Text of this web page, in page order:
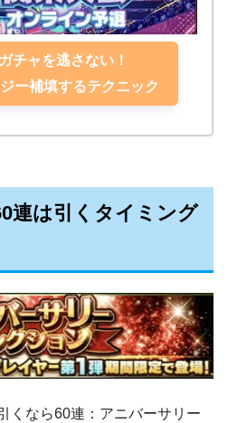
チャを逃さない！
ー補填するテクニック
連は引くタイミング
くなら60連：アニバーサリー